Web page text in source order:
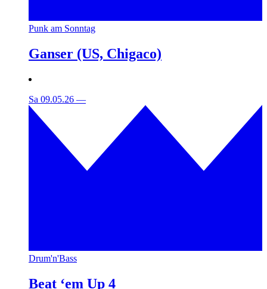
Punk am Sonntag
Ganser (US, Chigaco)
Sa 09.05.26 —
Drum'n'Bass
Beat ‘em Up 4